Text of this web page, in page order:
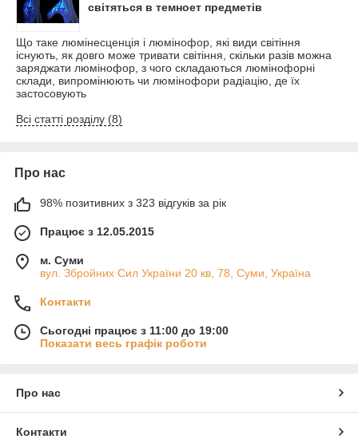
світяться в темноет предметів
Що таке люмінесценція і люмінофор, які види світіння
існують, як довго може тривати світіння, скільки разів можна
заряджати люмінофор, з чого складаються люмінофорні
склади, випромінюють чи люмінофори радіацію, де їх
застосовують
Всі статті розділу (8)
Про нас
98% позитивних з 323 відгуків за рік
Працює з 12.05.2015
м. Суми
вул. Збройних Сил України 20 кв, 78, Суми, Україна
Контакти
Сьогодні працює з 11:00 до 19:00
Показати весь графік роботи
Про нас
Контакти